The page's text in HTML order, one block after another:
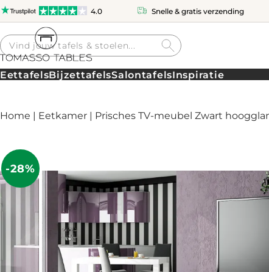
4.0 Snelle & gratis verzending
Producten
zoeken
EettafelsBijzettafelsSalontafelsInspiratie
Home | Eetkamer | Prisches TV-meubel Zwart
-28%